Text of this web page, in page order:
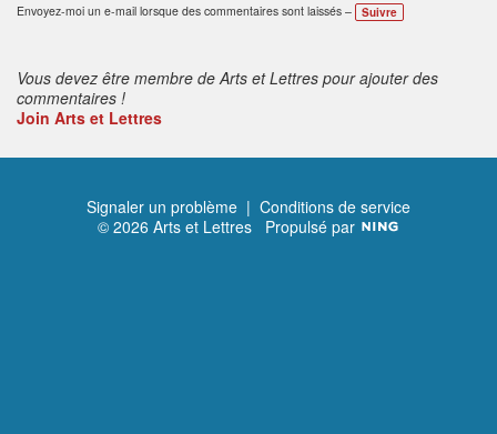
Envoyez-moi un e-mail lorsque des commentaires sont laissés – Suivre
Vous devez être membre de Arts et Lettres pour ajouter des
commentaires !
Join Arts et Lettres
Signaler un problème | Conditions de service
© 2026 Arts et Lettres Propulsé par